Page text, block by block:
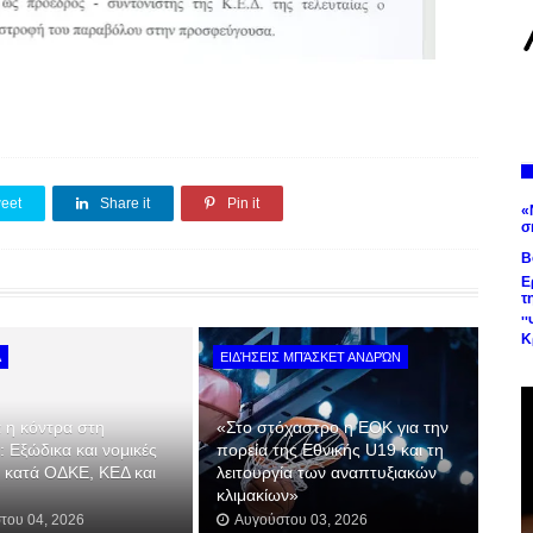
Share it Pin it
η κόντρα στη
Εξώδικα και νομικές
κατά ΟΔΚΕ, ΚΕΔ και
04, 2026
ΕΙΔΉΣΕΙΣ ΜΠΆΣΚΕΤ ΑΝΔΡΏΝ
«Στο στόχαστρο η ΕΟΚ για την
πορεία της Εθνικής U19 και τη
λειτουργία των αναπτυξιακών
κλιμακίων»
Αυγούστου 03, 2026